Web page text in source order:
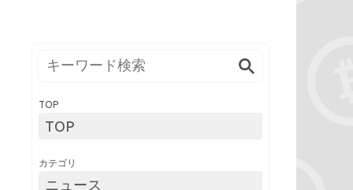
TOP
TOP
カテゴリ
ニュース